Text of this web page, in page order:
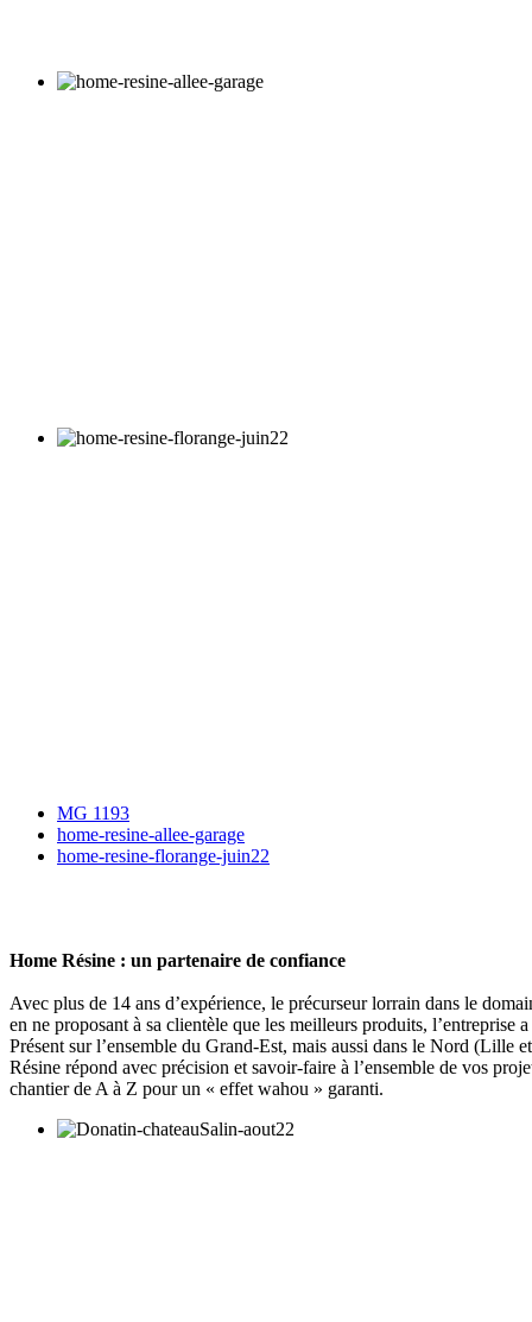
MG 1193
home-resine-allee-garage
home-resine-florange-juin22
Home Résine : un partenaire de confiance
Avec plus de 14 ans d’expérience, le précurseur lorrain dans le
en ne proposant à sa clientèle que les meilleurs produits, l’entreprise
Présent sur l’ensemble du Grand-Est, mais aussi dans le Nord
Résine répond avec précision et savoir-faire à l’ensemble de vos
chantier de A à Z pour un « effet wahou » garanti.